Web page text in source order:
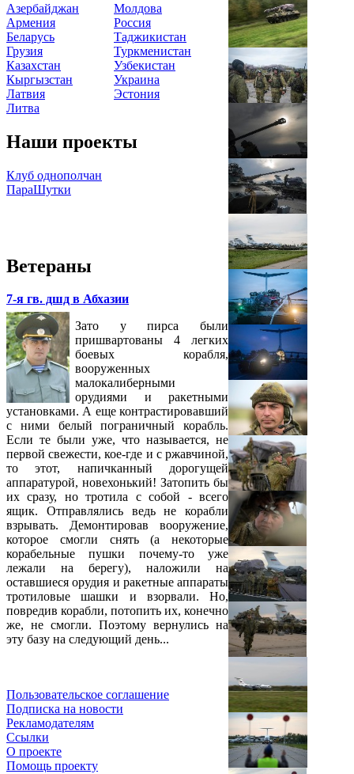
Азербайджан
Армения
Беларусь
Грузия
Казахстан
Кыргызстан
Латвия
Литва
Молдова
Россия
Таджикистан
Туркменистан
Узбекистан
Украина
Эстония
Наши проекты
Клуб однополчан
ПараШутки
Ветераны
7-я гв. дшд в Абхазии
Зато у пирса были
пришвартованы 4 легких
боевых корабля,
вооруженных
малокалиберными
орудиями и ракетными
установками. А еще контрастировавший
с ними белый пограничный корабль.
Если те были уже, что называется, не
первой свежести, кое-где и с ржавчиной,
то этот, напичканный дорогущей
аппаратурой, новехонький! Затопить бы
их сразу, но тротила с собой - всего
ящик. Отправлялись ведь не корабли
взрывать. Демонтировав вооружение,
которое смогли снять (а некоторые
корабельные пушки почему-то уже
лежали на берегу), наложили на
оставшиеся орудия и ракетные аппараты
тротиловые шашки и взорвали. Но,
повредив корабли, потопить их, конечно
же, не смогли. Поэтому вернулись на
эту базу на следующий день...
Пользовательское соглашение
Подписка на новости
Рекламодателям
Ссылки
О проекте
Помощь проекту